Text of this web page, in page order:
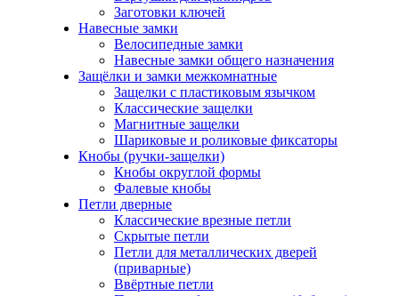
Заготовки ключей
Навесные замки
Велосипедные замки
Навесные замки общего назначения
Защёлки и замки межкомнатные
Защелки с пластиковым язычком
Классические защелки
Магнитные защелки
Шариковые и роликовые фиксаторы
Кнобы (ручки-защелки)
Кнобы округлой формы
Фалевые кнобы
Петли дверные
Классические врезные петли
Скрытые петли
Петли для металлических дверей
(приварные)
Ввёртные петли